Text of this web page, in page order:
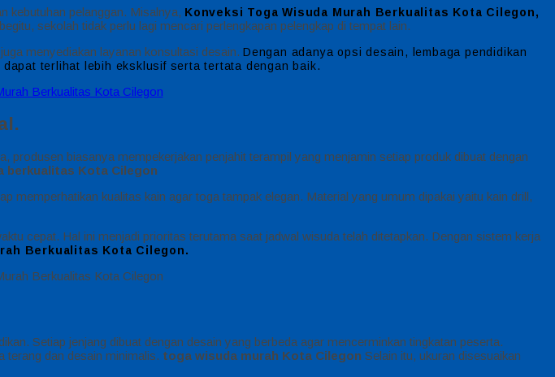
kebutuhan pelanggan. Misalnya, Konveksi Toga Wisuda Murah Berkualitas Kota Cilegon,
sekolah tidak perlu lagi mencari perlengkapan pelengkap di tempat lain.
menyediakan layanan konsultasi desain. Dengan adanya opsi desain, lembaga pendidikan
terlihat lebih eksklusif serta tertata dengan baik.
biasanya mempekerjakan penjahit terampil yang menjamin setiap produk dibuat dengan
berkualitas Kota Cilegon
kualitas kain agar toga tampak elegan. Material yang umum dipakai yaitu kain drill,
cepat. Hal ini menjadi prioritas terutama saat jadwal wisuda telah ditetapkan. Dengan sistem kerja
Berkualitas Kota Cilegon.
Setiap jenjang dibuat dengan desain yang berbeda agar mencerminkan tingkatan peserta.
terang dan desain minimalis. toga wisuda murah Kota Cilegon Selain itu, ukuran disesuaikan